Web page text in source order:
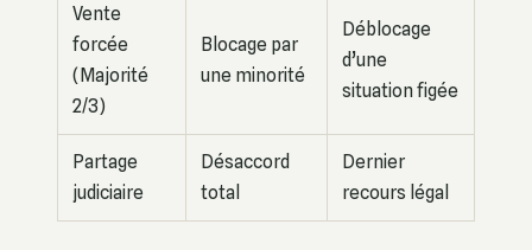
Vente
forcée
(Majorité
2/3)
Blocage par
une minorité
Déblocage
d’une
situation figée
Partage
judiciaire
Désaccord
total
Dernier
recours légal